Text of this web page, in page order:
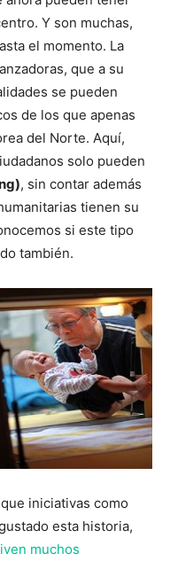
Y son muchas,
el momento. La
que a su
se pueden
de los que apenas
del Norte. Aquí,
solo pueden
, sin contar además
tienen su
si este tipo
también.
iniciativas como
esta historia,
muchos